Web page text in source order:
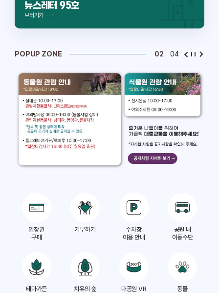
뉴스레터 95호
보러가기
POPUP ZONE 02 04
이 정 다
입장권
구매
기부하기
주차장
이용 안내
공원 내
이동수단
테마가든 치유의 숲 대공원 VR
동물